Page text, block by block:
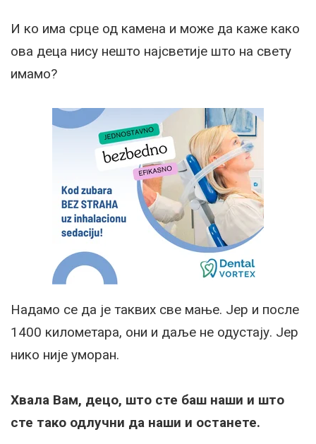
И ко има срце од камена и може да каже како
ова деца нису нешто најсветије што на свету
имамо?
Надамо се да је таквих све мање. Јер и после
1400 километара, они и даље не одустају. Јер
нико није уморан.
Хвала Вам, децо, што сте баш наши и што
сте тако одлучни да наши и останете.